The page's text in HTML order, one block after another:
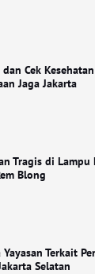
dan Cek
Jaga Jakarta
Tragis di
Blong
Yayasan Terkait
Selatan